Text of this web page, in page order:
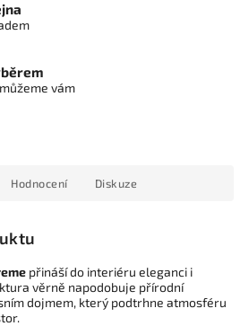
vám
Hodnocení Diskuze
přináší do interiéru eleganci i
věrně napodobuje přírodní
dojmem, který podtrhne atmosféru